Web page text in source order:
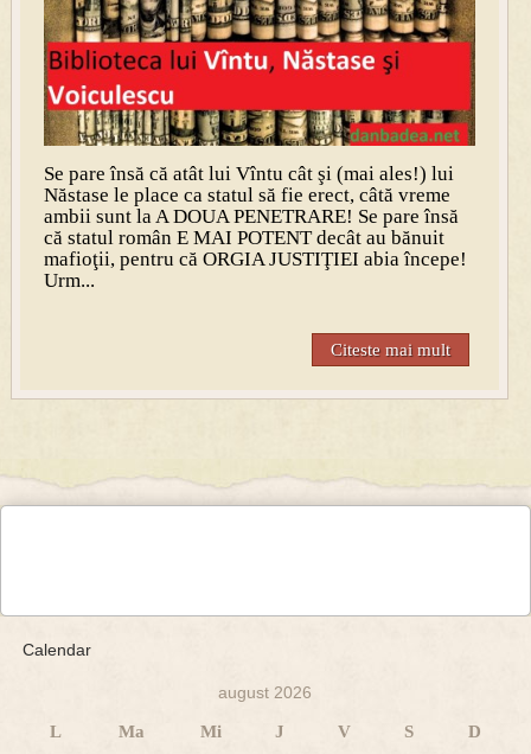
Se pare însă că atât lui Vîntu cât şi (mai ales!) lui
Năstase le place ca statul să fie erect, câtă vreme
ambii sunt la A DOUA PENETRARE! Se pare însă
că statul român E MAI POTENT decât au bănuit
mafioţii, pentru că ORGIA JUSTIŢIEI abia începe!
Urm...
Citeste mai mult
Calendar
august 2026
L Ma Mi J V S
D